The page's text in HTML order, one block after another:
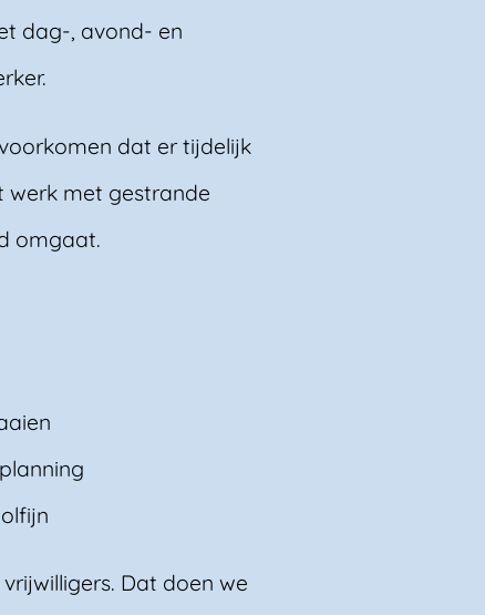
dag-, avond- en
dat er tijdelijk
werk met gestrande
omgaat.
Dat doen we